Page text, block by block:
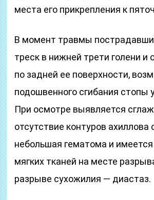
места его прикрепления к
В момент травмы
треск в нижней трети голени и
по задней ее поверхности,
подошвенного сгибания стопы
При осмотре выявляется
отсутствие контуров ахиллова
небольшая гематома и
мягких тканей на месте
разрыве сухожилия — диастаз.